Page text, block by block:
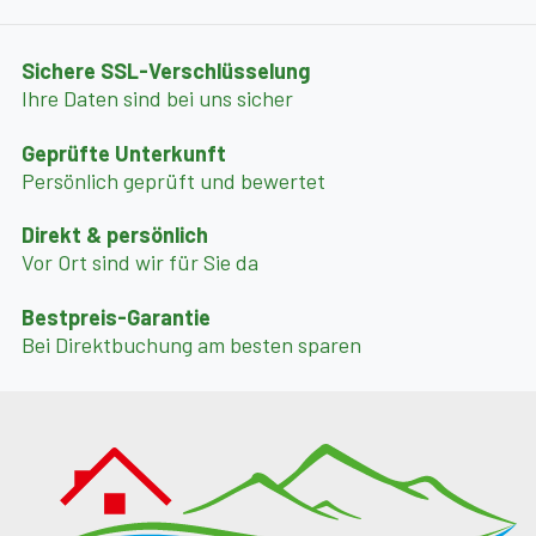
Natursteinwanne.
--- Wichtige Infos zu Nebenkosten ---
Spätfrühling-, Sommer-, Herbstpauschale - (diese
Sommercard mit Gratisleistungen wie Bergbahnen,
www.sommercard.info sowie Brennholz,
Müllentsorgung, Wasser und Wäschepaket): 11,00 € pro
Pauschale beinhaltet die Schladming-Dachstein-
Sommercard mit Gratisleistungen wie Bergbahnen,
Mautstraßen, Museen, Ausflugsziele
Sichere SSL-Verschlüsselung
Ihre Daten sind bei uns sicher
Geprüfte Unterkunft
Persönlich geprüft und bewertet
Direkt & persönlich
Vor Ort sind wir für Sie da
Bestpreis-Garantie
Bei Direktbuchung am besten sparen